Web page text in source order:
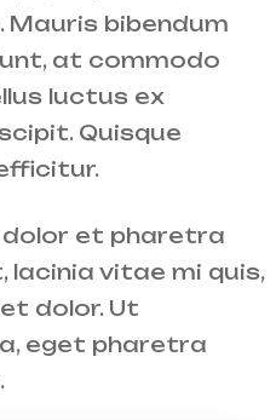
bibendum
at commodo
luctus ex
Quisque
dolor et pharetra
lacinia vitae mi quis,
dolor. Ut
eget pharetra